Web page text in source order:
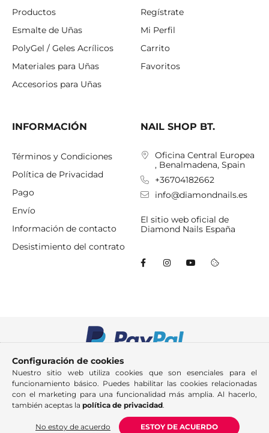
Productos
Esmalte de Uñas
PolyGel / Geles Acrílicos
Materiales para Uñas
Accesorios para Uñas
Regístrate
Mi Perfil
Carrito
Favoritos
INFORMACIÓN
Términos y Condiciones
Política de Privacidad
Pago
Envío
Información de contacto
Desistimiento del contrato
NAIL SHOP BT.
Oficina Central Europea
, Benalmadena, Spain
+36704182662
info@diamondnails.es
El sitio web oficial de
Diamond Nails España
Configuración de cookies
Nuestro sitio web utiliza cookies que son esenciales para el
funcionamiento básico. Puedes habilitar las cookies relacionadas
con el marketing para una funcionalidad más amplia. Al hacerlo,
también aceptas la política de privacidad.
No estoy de acuerdo ESTOY DE ACUERDO